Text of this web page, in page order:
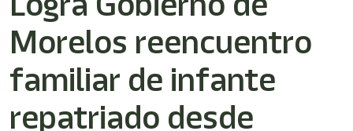
activates
the
screen
to
help
you
navigate
Morelos reencuentro
familiar de infante
repatriado desde